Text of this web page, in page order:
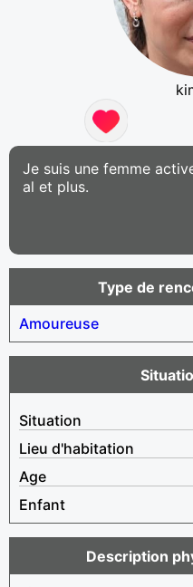
Je suis une femme
al et plus.
Type de
Amoureuse
Situation
Lieu d'habitation
Age
Enfant
Description